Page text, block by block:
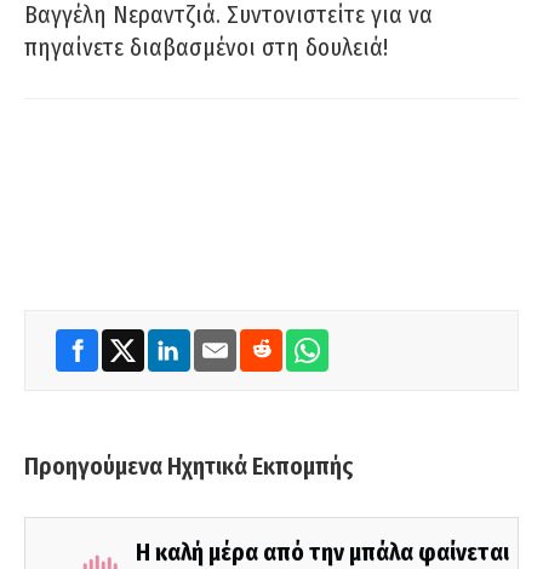
Βαγγέλη Νεραντζιά. Συντονιστείτε για να
πηγαίνετε διαβασμένοι στη δουλειά!
Προηγούμενα Ηχητικά Εκπομπής
Η καλή μέρα από την μπάλα φαίνεται